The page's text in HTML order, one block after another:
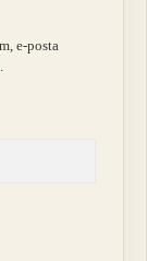
e-posta